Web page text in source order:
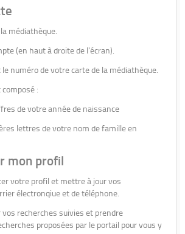
médiathèque.
(en haut à droite de l'écran).
numéro de votre carte de la médiathèque.
:
de votre année de naissance
lettres de votre nom de famille en
mon profil
votre profil et mettre à jour vos
électronqiue et de téléphone.
recherches suivies et prendre
proposées par le portail pour vous y